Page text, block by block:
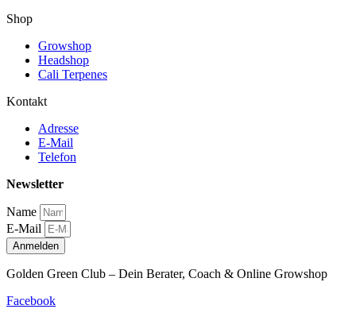
Shop
Growshop
Headshop
Cali Terpenes
Kontakt
Adresse
E-Mail
Telefon
Newsletter
Name
E-Mail
Anmelden
Golden Green Club – Dein Berater, Coach & Online Growshop
Facebook